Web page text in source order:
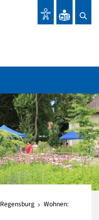
Regensburg
Wohnen: